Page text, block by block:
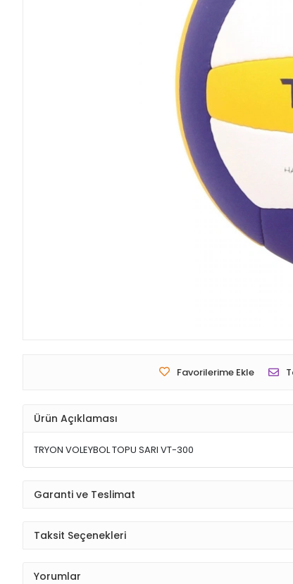
Favorilerime Ekle
Ürün Açıklaması
TRYON VOLEYBOL TOPU SARI VT-300
Garanti ve Teslimat
Taksit Seçenekleri
Yorumlar